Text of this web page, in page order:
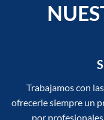
Trabajamos con
ofrecerle siempre un
por